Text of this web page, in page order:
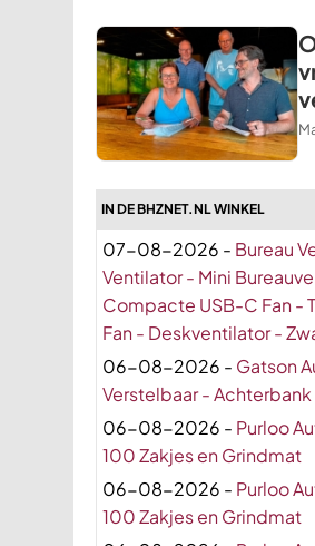
IN DE BHZNET.NL WINKEL
07-08-2026 - Bureau
Ventilator - Mini
Compacte USB-C Fan -
Fan - Deskventilator -
06-08-2026 - Gatson
Verstelbaar -
06-08-2026 - Purloo
100 Zakjes en Grindmat
06-08-2026 - Purloo
100 Zakjes en Grindmat